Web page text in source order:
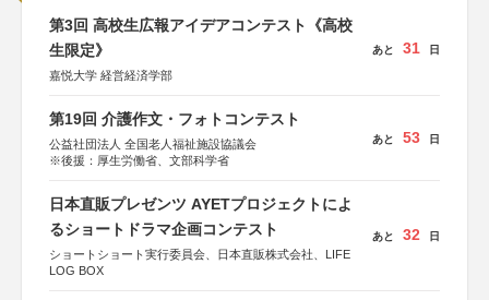
第3回 高校生広報アイデアコンテスト《高校
生限定》
嘉悦大学 経営経済学部
あと 31 日
第19回 介護作文・フォトコンテスト
公益社団法人 全国老人福祉施設協議会
※後援：厚生労働省、文部科学省
あと 53 日
日本直販プレゼンツ AYETプロジェクトによ
るショートドラマ企画コンテスト
ショートショート実行委員会、日本直販株式会社、LIFE
LOG BOX
あと 32 日